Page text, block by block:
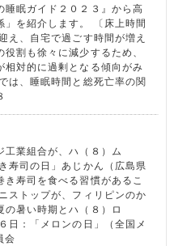
睡眠ガイド２０２３』から高
を紹介します。 〔床上時間
え、自宅で過ごす時間が増え
割も徐々に減少するため、
相対的に過剰となる傾向がみ
は、睡眠時間と総死亡率の関
工業組合が、ハ（８）ム
寿司の日」あじかん（広島県
寿司を食べる習慣があるこ
ストップが、フィリピンのか
の暑い時期とハ（８）ロ
日：「メロンの日」（全国メ
会